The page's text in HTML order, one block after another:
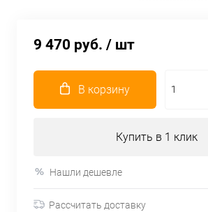
9 470 руб. / шт
В корзину
Купить в 1 клик
Нашли дешевле
Рассчитать доставку